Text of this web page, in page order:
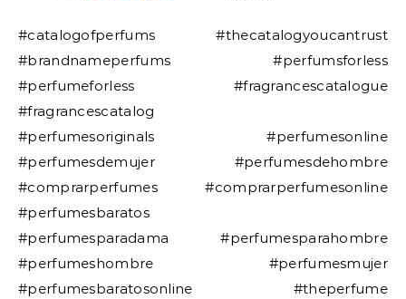
#catalogofperfums #thecatalogyoucantrust
#brandnameperfums #perfumsforless
#perfumeforless #fragrancescatalogue
#fragrancescatalog
#perfumesoriginals #perfumesonline
#perfumesdemujer #perfumesdehombre
#comprarperfumes #comprarperfumesonline
#perfumesbaratos
#perfumesparadama #perfumesparahombre
#perfumeshombre #perfumesmujer
#perfumesbaratosonline #theperfume